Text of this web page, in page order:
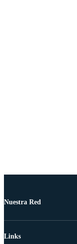
Nuestra Red
Links